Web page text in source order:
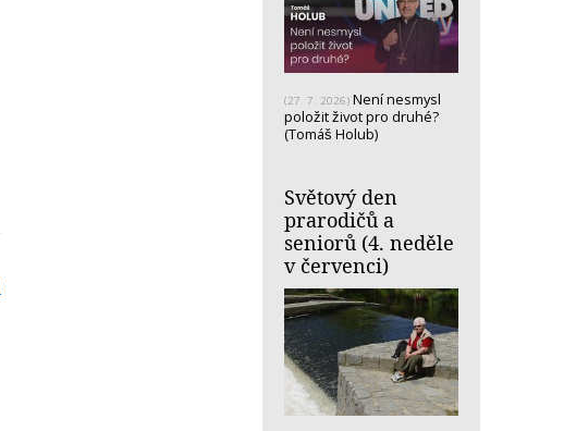
(27. 7. 2026) Není nesmysl
položit život pro druhé?
(Tomáš Holub)
Světový den
prarodičů a
seniorů (4. neděle
v červenci)